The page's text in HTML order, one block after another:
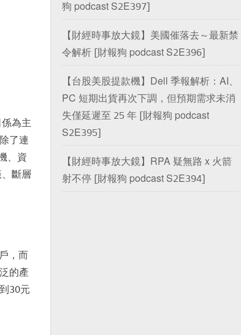
為主
了連
、資
斷層
，而
的產
30元
狗 podcast S2E397]
【財經時事放大鏡】美國催落去～最新禁
令解析 [財報狗 podcast S2E396]
【台股美股提款機】Dell 季報解析：AI、
PC 短期出貨再次下調，但預期需求未消
失僅延遲至 25 年 [財報狗 podcast
S2E395]
【財經時事放大鏡】RPA 疑無路 x 火箭
射不停 [財報狗 podcast S2E394]